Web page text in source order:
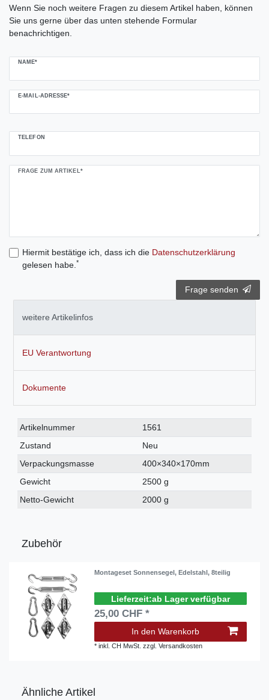
Wenn Sie noch weitere Fragen zu diesem Artikel haben, können
Sie uns gerne über das unten stehende Formular
benachrichtigen.
NAME*
E-MAIL-ADRESSE*
TELEFON
FRAGE ZUM ARTIKEL*
Hiermit bestätige ich, dass ich die Daten­schutz­erklärung
gelesen habe. *
Frage senden
weitere Artikelinfos
EU Verantwortung
Dokumente
Technisches
Merkmal
Wert
Artikelnummer
1561
Zustand
Neu
Verpackungsmasse
400×340×170mm
Gewicht
2500 g
Netto-Gewicht
2000 g
Zubehör
Montageset Sonnensegel, Edelstahl, 8teilig
ab Lager verfügbar
25,00 CHF *
In den Warenkorb
*inkl. CH MwSt. zzgl.Versandkosten
Ähnliche Artikel